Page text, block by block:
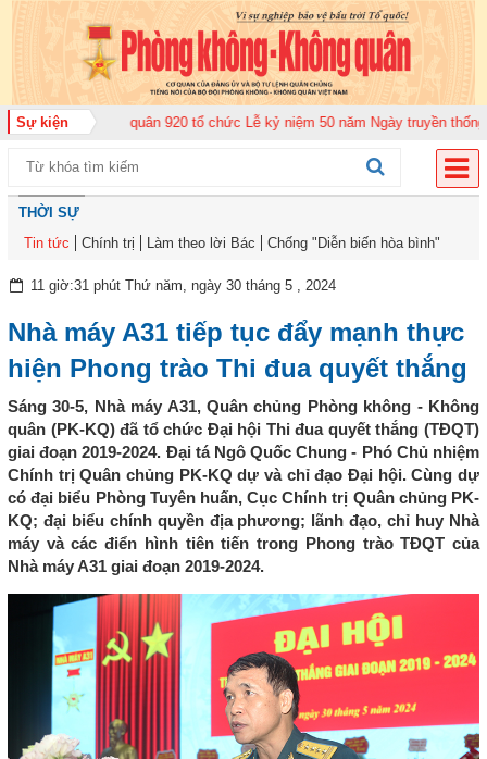
Sự kiện
Không quân 920 tổ chức Lễ kỷ niệm 50 năm Ngày truyền thống (12-11-
THỜI SỰ
Tin tức
Chính trị Làm theo lời Bác Chống "Diễn biến hòa bình"
11 giờ:31 phút Thứ năm, ngày 30 tháng 5 , 2024
Nhà máy A31 tiếp tục đẩy mạnh thực
hiện Phong trào Thi đua quyết thắng
Sáng 30-5, Nhà máy A31, Quân chủng Phòng không - Không
quân (PK-KQ) đã tổ chức Đại hội Thi đua quyết thắng (TĐQT)
giai đoạn 2019-2024. Đại tá Ngô Quốc Chung - Phó Chủ nhiệm
Chính trị Quân chủng PK-KQ dự và chỉ đạo Đại hội. Cùng dự
có đại biểu Phòng Tuyên huấn, Cục Chính trị Quân chủng PK-
KQ; đại biểu chính quyền địa phương; lãnh đạo, chỉ huy Nhà
máy và các điển hình tiên tiến trong Phong trào TĐQT của
Nhà máy A31 giai đoạn 2019-2024.